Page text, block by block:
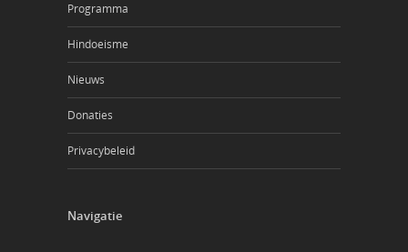
Programma
Hindoeisme
Nieuws
Donaties
Privacybeleid
Navigatie